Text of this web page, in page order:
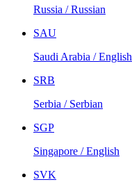
Russia / Russian
SAU
Saudi Arabia / English
SRB
Serbia / Serbian
SGP
Singapore / English
SVK